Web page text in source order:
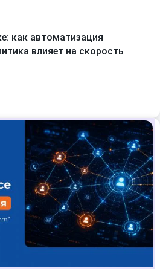
как автоматизация
влияет на скорость